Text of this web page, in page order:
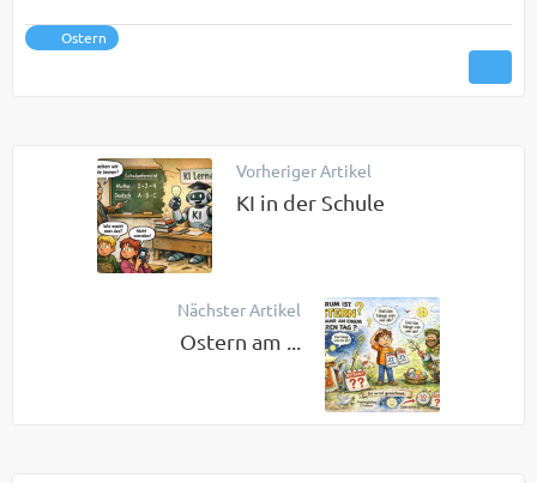
Ostern
Vorheriger Artikel
KI in der Schule
Nächster Artikel
Ostern am ...